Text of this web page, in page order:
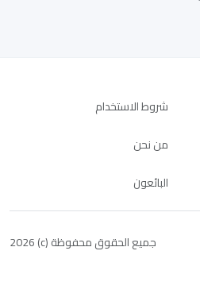
شروط الاستخدام
من نحن
البائعون
جميع الحقوق محفوظة (c) 2026